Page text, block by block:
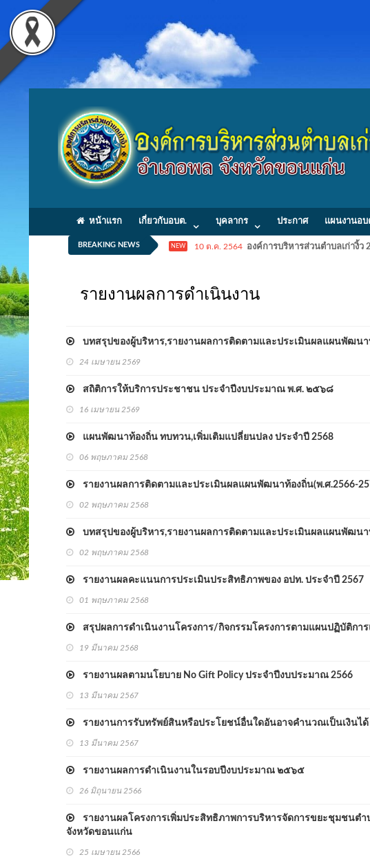
หน้าแรก เกี่ยวกับอบต. บุคลากร ประกาศ แผนงานอบ
BREAKING NEWS NEW 10 ต.ค. 2564 องค์การบริหารส่วนตำบลเก่างิ้ว
รายงานผลการดำเนินงาน
บทสรุปของผู้บริหาร,รายงานผลการติดตามและประเมินผลแผนพัฒนา
24 เมษายน 2569
สถิติการให้บริการประชาชน ประจำปีงบประมาณ พ.ศ. ๒๕๖๘
16 เมษายน 2569
แผนพัฒนาท้องถิ่น ทบทวน,เพิ่มเติมแปลี่ยนปลง ประจำปี 2568
06 พฤษภาคม 2568
รายงานผลการติดตามและประเมินผลแผนพัฒนาท้องถิ่น(พ.ศ.2566-
02 พฤษภาคม 2568
บทสรุปของผู้บริหาร,รายงานผลการติดตามและประเมินผลแผนพัฒนา
02 พฤษภาคม 2568
รายงานผลคะแนนการประเมินประสิทธิภาพของ อปท. ประจำปี 2567
01 พฤษภาคม 2568
สรุปผลการดำเนินงานโครงการ/กิจกรรมโครงการตามแผนปฏิบัติก
19 มีนาคม 2568
รายงานผลตามนโยบาย No Gift Policy ประจำปีงบประมาณ 2566
13 มีนาคม 2567
รายงานการรับทรัพย์สินหรือประโยชน์อื่นใดอันอาจคำนวณเป็นเงินได้
13 มีนาคม 2567
รายงานผลการดำเนินงานในรอบปีงบประมาณ ๒๕๖๕
26 มิถุนายน 2566
รายงานผลโครงการเพิ่มประสิทธิภาพการบริหารจัดการขยะชุมชนตำ
จังหวัดขอนแก่น
25 เมษายน 2566